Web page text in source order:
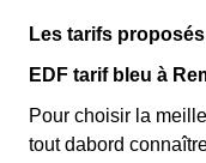
Les tarifs
EDF tarif bleu à
Pour choisir la
tout dabord